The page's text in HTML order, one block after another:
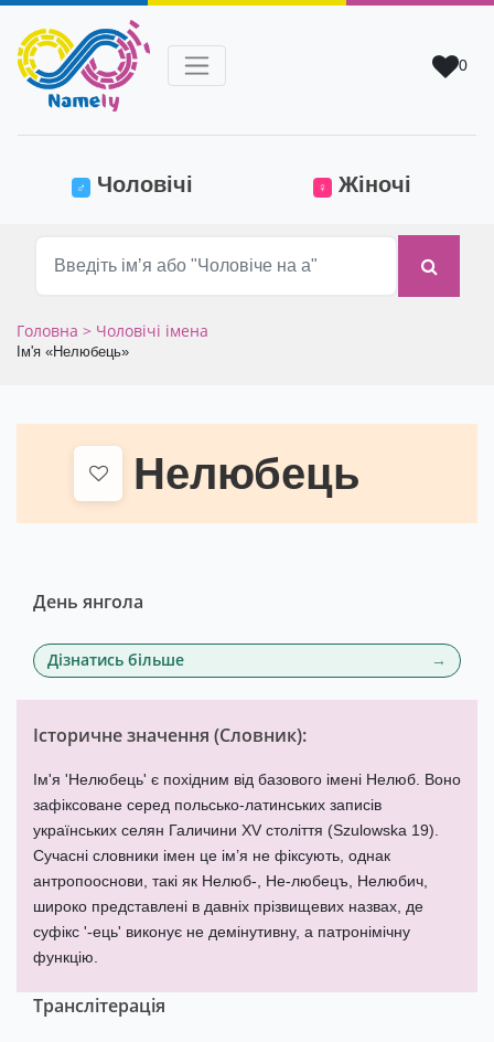
0
♂ Чоловічі ♀ Жіночі
Головна > Чоловічі імена
Ім'я «Нелюбець»
Нелюбець
День янгола
Дізнатись більше
Історичне значення (Словник):
Ім'я 'Нелюбець' є похідним від базового імені Нелюб. Воно
зафіксоване серед польсько-латинських записів
українських селян Галичини XV століття (Szulowska 19).
Сучасні словники імен це ім’я не фіксують, однак
антропооснови, такі як Нелюб-, Не-любецъ, Нелюбич,
широко представлені в давніх прізвищевих назвах, де
суфікс '-ець' виконує не демінутивну, а патронімічну
функцію.
Транслітерація